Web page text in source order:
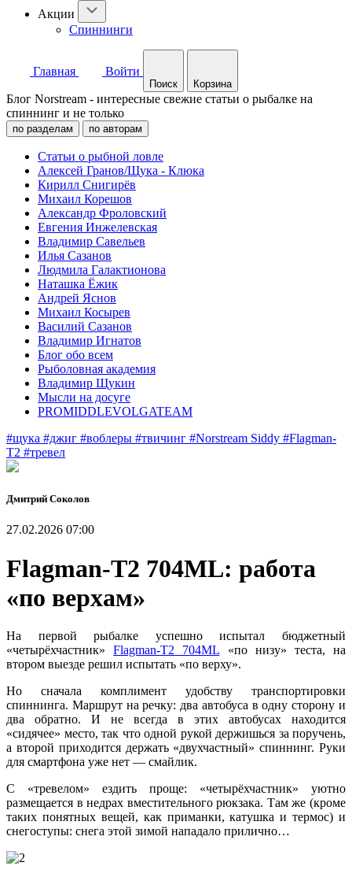
Акции
Спиннинги
Главная Войти
Поиск Корзина
Блог Norstream - интересные свежие статьи о рыбалке на
спиннинг и не только
по разделам по авторам
Статьи о рыбной ловле
Алексей Гранов/Щука - Клюка
Кирилл Снигирёв
Михаил Корешов
Александр Фроловский
Евгения Инжелевская
Владимир Савельев
Илья Сазанов
Людмила Галактионова
Наташка Ёжик
Андрей Яснов
Михаил Косырев
Василий Сазанов
Владимир Игнатов
Блог обо всем
Рыболовная академия
Владимир Щукин
Мысли на досуге
PROMIDDLEVOLGATEAM
#щука #джиг #воблеры #твичинг #Norstream Siddy #Flagman-
T2 #тревел
Дмитрий Соколов
27.02.2026 07:00
Flagman-T2 704ML: работа
«по верхам»
На первой рыбалке успешно испытал бюджетный
«четырёхчастник»Flagman-T2 704ML «по низу» теста, на
втором выезде решил испытать «по верху».
Но сначала комплимент удобству транспортировки
спиннинга. Маршрут на речку: два автобуса в одну сторону и
два обратно. И не всегда в этих автобусах находится
«сидячее» место, так что одной рукой держишься за поручень,
а второй приходится держать «двухчастный» спиннинг. Руки
для смартфона уже нет — смайлик.
С «тревелом» ездить проще: «четырёхчастник» уютно
размещается в недрах вместительного рюкзака. Там же (кроме
таких понятных вещей, как приманки, катушка и термос) и
снегоступы: снега этой зимой нападало прилично…